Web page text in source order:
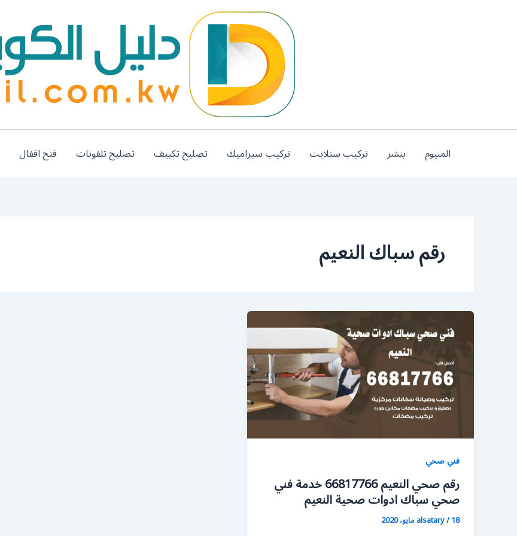
المنيوم بنشر تركيب ستلايت تركيب سيراميك تصليح تكييف تصليح تلفونات فتح اقفال
رقم سباك النعيم
فني صحي
رقم صحي النعيم 66817766 خدمة فني
صحي سباك ادوات صحية النعيم
alsatary/18 مايو، 2020